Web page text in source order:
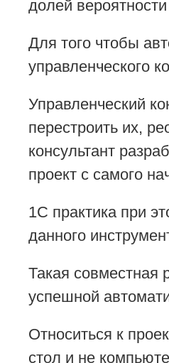
долей
Для того чтобы
управленческого
Управленческий
перестроить их,
консультант
проект с самого
1С практика при
данного
Такая совместная
успешной
Относиться к
стол и не